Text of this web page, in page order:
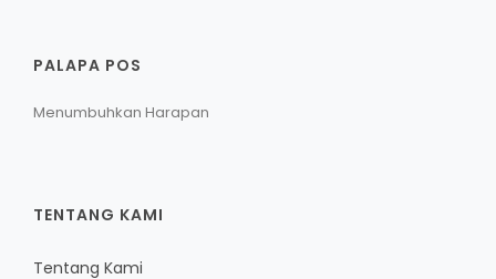
PALAPA POS
Menumbuhkan Harapan
TENTANG KAMI
Tentang Kami